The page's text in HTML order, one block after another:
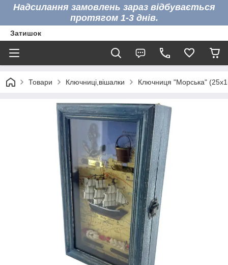
Надсилання замовлень зараз відбувається
протягом 1-3 днів.
Затишок
Товари Ключниці,вішалки Ключниця "Морська"